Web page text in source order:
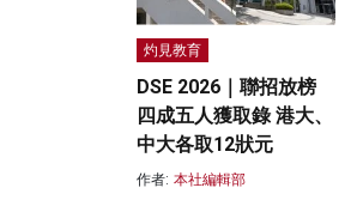
灼見教育
DSE 2026｜聯招放榜
四成五人獲取錄 港大、
中大各取12狀元
作者: 本社編輯部